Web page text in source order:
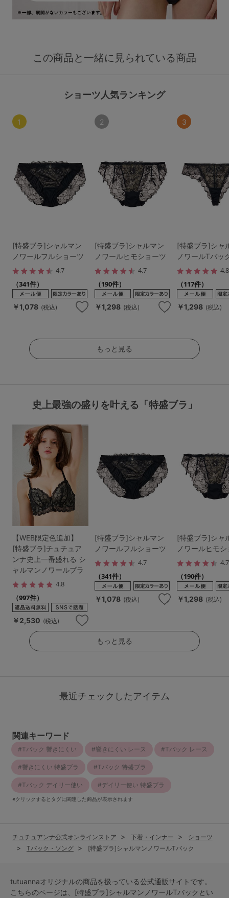
この商品と一緒に見られている商品
ショーツ人気ランキング
1
[特盛ブラ]シャルマン
ノワールフルショーツ
4.7
（341件）
￥1,078 (税込)
2
[特盛ブラ]シャルマン
ノワールヒモショーツ
4.7
（190件）
￥1,298 (税込)
3
[特盛ブラ]シャ
ノワールTバッ
4.8
（117件）
￥1,298 (税込)
もっと見る
史上最強の盛りを叶える「特盛ブラ」
【WEB限定色追加】
[特盛ブラ]チュチュア
ンナ史上一番盛れる シ
ャルマンノワールブラ
4.8
（997件）
￥2,530 (税込)
[特盛ブラ]シャルマン
ノワールフルショーツ
4.7
（341件）
￥1,078 (税込)
[特盛ブラ]シャ
ノワールヒモ
4.7
（190件）
￥1,298 (税込)
もっと見る
最近チェックしたアイテム
関連キーワード
Tバック 響きにくい 響きにくい レース Tバック レース
響きにくい 特盛ブラ Tバック 特盛ブラ
Tバック デイリー使い デイリー使い 特盛ブラ
※クリックするとタグに関連した商品が表示されます
チュチュアンナ公式オンラインストア 下着・インナー
ショーツ
Tバック・ソング
[特盛ブラ]シャルマンノワールTバック
tutuannaオリジナルの商品を扱っている公式通販サイトです。
こちらのページは、[特盛ブラ]シャルマンノワールTバックとい